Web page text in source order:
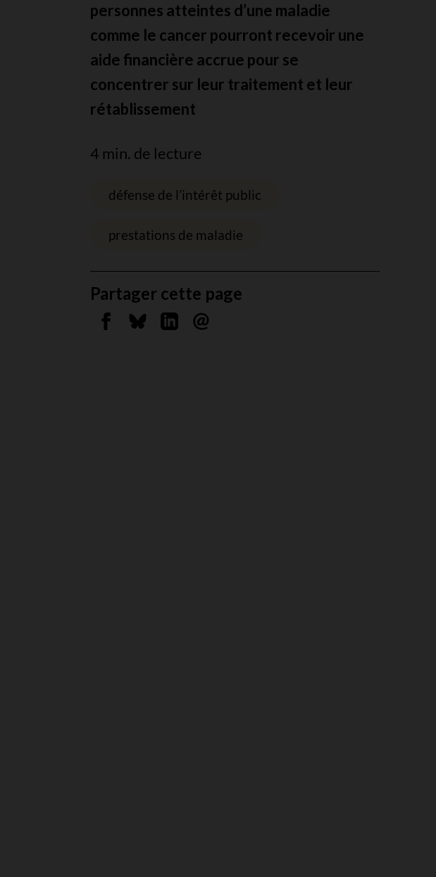
personnes atteintes d’une maladie
comme le cancer pourront recevoir une
aide financière accrue pour se
concentrer sur leur traitement et leur
rétablissement
4 min. de lecture
défense de l’intérêt public
prestations de maladie
Partager cette page
Partager sur Facebook
Partager sur Bluesky
Partager sur Linkedin
Envoyer par courriel